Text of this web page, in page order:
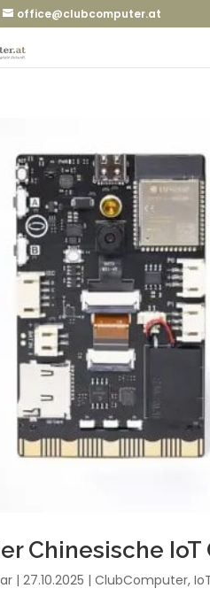
office@clubcomputer.at
Chinesische
|27.10.2025 |ClubComputer,